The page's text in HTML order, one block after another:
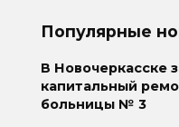
Популярные
В Новочеркасске
капитальный
больницы № 3